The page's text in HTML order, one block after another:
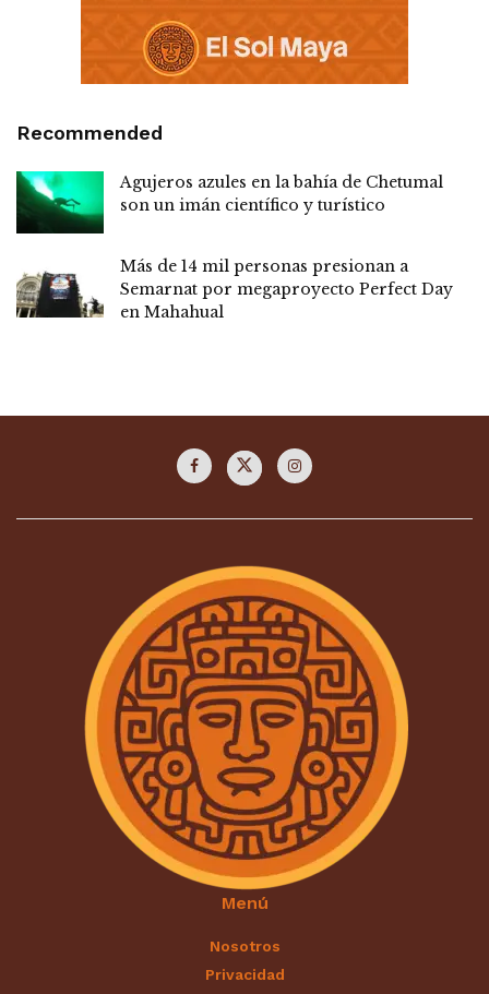
Recommended
Agujeros azules en la bahía de Chetumal
son un imán científico y turístico
Más de 14 mil personas presionan a
Semarnat por megaproyecto Perfect Day
en Mahahual
Menú
Nosotros
Privacidad